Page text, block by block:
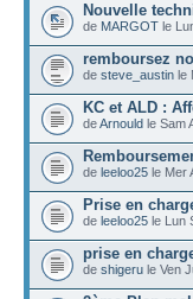
Nouvelle
de MARGOT le
remboursez
de steve_austin le
KC et ALD :
deArnould le Sam
de leeloo25 le Mer
Prise en
de leeloo25 le Lun
prise en
de shigeru le Ven